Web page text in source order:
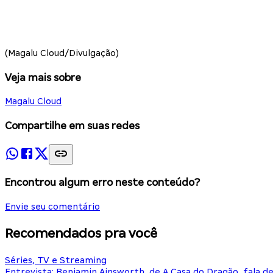
(Magalu Cloud/Divulgação)
Veja mais sobre
Magalu Cloud
Compartilhe em suas redes
Encontrou algum erro neste conteúdo?
Envie seu comentário
Recomendados pra você
Séries, TV e Streaming